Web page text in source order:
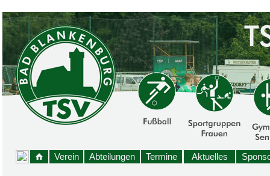
Verein Abteilungen Termine Aktuelles